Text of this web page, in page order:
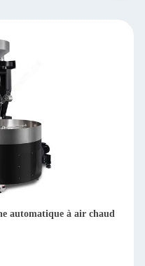
secs multifonctionnelle
grains de café 800 kg/h